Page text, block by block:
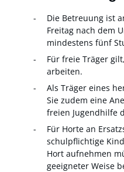
Die Betreuung ist
Freitag nach dem
mindestens fünf
Für freie Träger
arbeiten.
Als Träger eines
Sie zudem eine
freien Jugendhilfe
Für Horte an
schulpflichtige
Hort aufnehmen
geeigneter Weise